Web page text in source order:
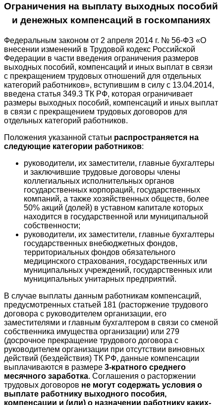
Ограничения на выплату выходных пособий
и денежных компенсаций в госкомпаниях
Федеральным законом от 2 апреля 2014 г. № 56-ФЗ «О
внесении изменений в Трудовой кодекс Российской
Федерации в части введения ограничения размеров
выходных пособий, компенсаций и иных выплат в связи
с прекращением трудовых отношений для отдельных
категорий работников», вступившим в силу с 13.04.2014,
введена статья 349.3 ТК РФ, которая ограничивает
размеры выходных пособий, компенсаций и иных выплат
в связи с прекращением трудовых договоров для
отдельных категорий работников.
Положения указанной статьи распространяется на
следующие категории работников:
руководители, их заместители, главные бухгалтеры
и заключившие трудовые договоры члены
коллегиальных исполнительных органов
государственных корпораций, государственных
компаний, а также хозяйственных обществ, более
50% акций (долей) в уставном капитале которых
находится в государственной или муниципальной
собственности;
руководители, их заместители, главные бухгалтеры
государственных внебюджетных фондов,
территориальных фондов обязательного
медицинского страхования, государственных или
муниципальных учреждений, государственных или
муниципальных унитарных предприятий.
В случае выплаты данным работникам компенсаций,
предусмотренных статьей 181 (расторжение трудового
договора с руководителем организации, его
заместителями и главным бухгалтером в связи со сменой
собственника имущества организации) или 279
(досрочное прекращение трудового договора с
руководителем организации при отсутствии виновных
действий (бездействия) ТК РФ, данные компенсации
выплачиваются в размере 3-кратного среднего
месячного заработка. Соглашения о расторжении
трудовых договоров не могут содержать условия о
выплате работнику выходного пособия,
компенсации и (или) о назначении работнику каких-